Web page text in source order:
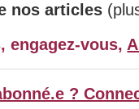
nos articles
engagez-vous,
?